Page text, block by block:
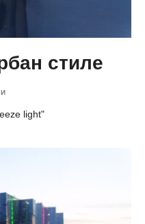
стиле
light"